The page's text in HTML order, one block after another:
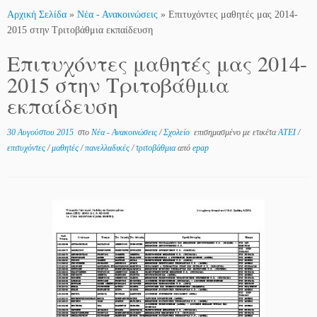
Αρχική Σελίδα » Νέα - Ανακοινώσεις » Επιτυχόντες μαθητές μας 2014-
2015 στην Τριτοβάθμια εκπαίδευση
Επιτυχόντες μαθητές μας 2014-
2015 στην Τριτοβάθμια
εκπαίδευση
30 Αυγούστου 2015 στο Νέα - Ανακοινώσεις/Σχολείο επισημασμένο με ετικέταΑΤΕΙ/
επιτυχόντες/μαθητές/πανελλαδικές/τριτοβάθμιααπό epap